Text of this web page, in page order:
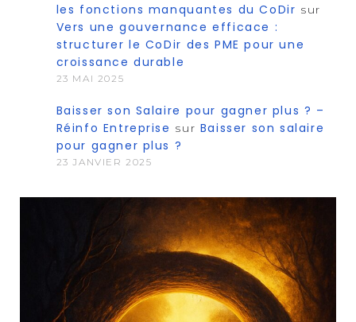
les fonctions manquantes du CoDir sur
Vers une gouvernance efficace :
structurer le CoDir des PME pour une
croissance durable
23 MAI 2025
Baisser son Salaire pour gagner plus ? –
Réinfo Entreprise sur Baisser son salaire
pour gagner plus ?
23 JANVIER 2025